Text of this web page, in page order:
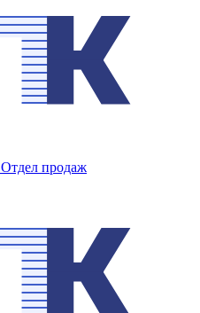
Отдел продаж